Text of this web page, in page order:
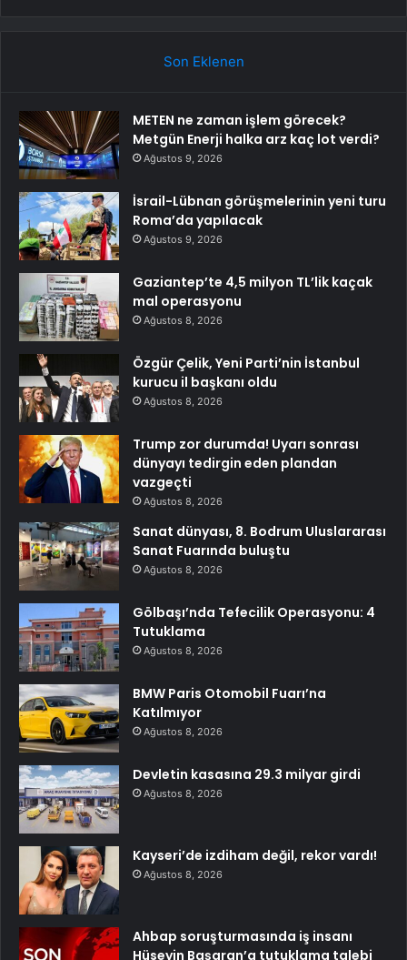
Son Eklenen
METEN ne zaman işlem görecek?
Metgün Enerji halka arz kaç lot verdi?
Ağustos 9, 2026
İsrail-Lübnan görüşmelerinin yeni turu
Roma’da yapılacak
Ağustos 9, 2026
Gaziantep’te 4,5 milyon TL’lik kaçak
mal operasyonu
Ağustos 8, 2026
Özgür Çelik, Yeni Parti’nin İstanbul
kurucu il başkanı oldu
Ağustos 8, 2026
Trump zor durumda! Uyarı sonrası
dünyayı tedirgin eden plandan
vazgeçti
Ağustos 8, 2026
Sanat dünyası, 8. Bodrum Uluslararası
Sanat Fuarında buluştu
Ağustos 8, 2026
Gölbaşı’nda Tefecilik Operasyonu: 4
Tutuklama
Ağustos 8, 2026
BMW Paris Otomobil Fuarı’na
Katılmıyor
Ağustos 8, 2026
Devletin kasasına 29.3 milyar girdi
Ağustos 8, 2026
Kayseri’de izdiham değil, rekor vardı!
Ağustos 8, 2026
Ahbap soruşturmasında iş insanı
Hüseyin Başaran’a tutuklama talebi